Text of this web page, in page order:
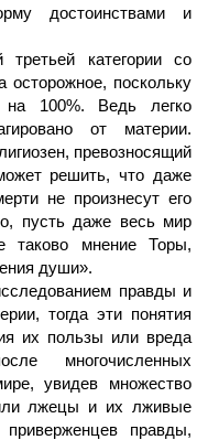
достоинствами и
категории со
осторожное, поскольку
на 100%. Ведь легко
от материи.
превозносящий
решить, что даже
не произнесут его
пусть даже весь мир
таково мнение Торы,
души».
правды и
тогда эти понятия
их пользы или вреда
многочисленных
увидев множество
лжецы и их лживые
правды,